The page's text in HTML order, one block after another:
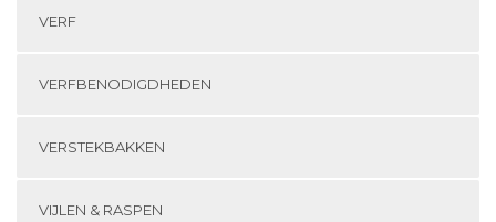
VERF
VERFBENODIGDHEDEN
VERSTEKBAKKEN
VIJLEN & RASPEN